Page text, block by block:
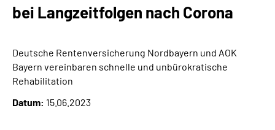
Reha-Kliniken
Karriere
bei Langzeitfolgen nach Corona
Deutsche Rentenversicherung Nordbayern und AOK
Bayern vereinbaren schnelle und unbürokratische
Rehabilitation
Datum: 15.06.2023